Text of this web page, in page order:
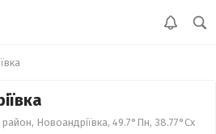
район, Новоандріївка, 49.7°Пн, 38.77°Сх